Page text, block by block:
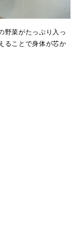
野菜がたっぷり入っ
ることで身体が芯か